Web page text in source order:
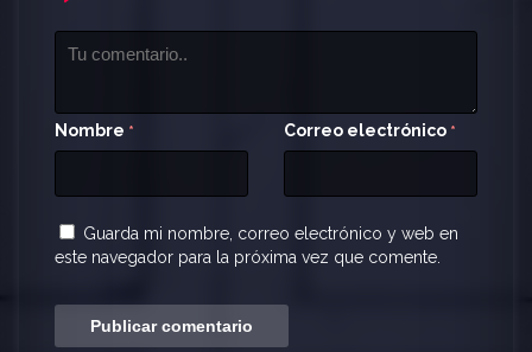
Nombre * Correo electrónico *
Guarda mi nombre, correo electrónico y web en
este navegador para la próxima vez que comente.